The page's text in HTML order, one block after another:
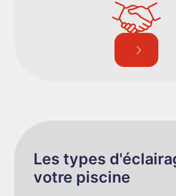
Les types
votre piscine